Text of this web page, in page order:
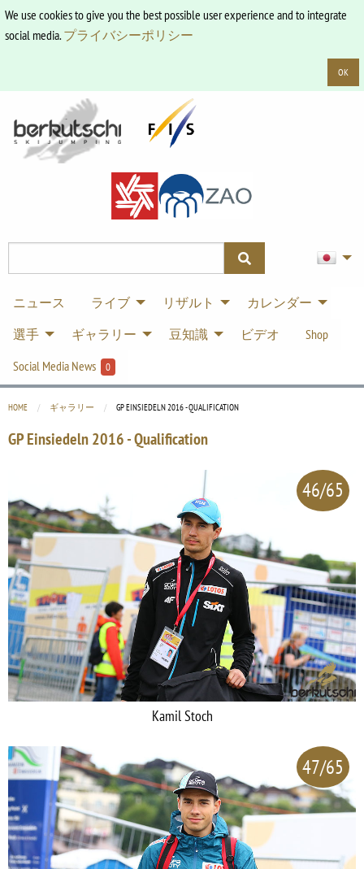
We use cookies to give you the best possible user experience and to integrate
social media.プライバシーポリシー
OK
ニュース ライブ リザルト
カレンダー
選手
ギャラリー 豆知識 ビデオ
Shop
Social Media News
0
HOME ギャラリー CURRENT:
GP EINSIEDELN 2016 - QUALIFICATION
GP Einsiedeln 2016 - Qualification
46/65
Kamil Stoch
47/65